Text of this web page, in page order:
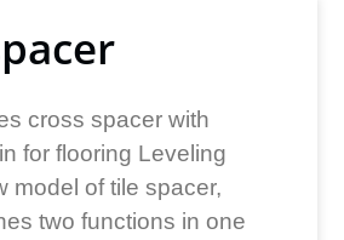
cross spacer with
for flooring Leveling
model of tile spacer,
two functions in one